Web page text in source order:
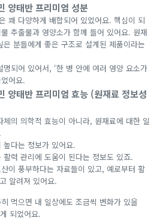
양태반 프리미엄 성분
꽤 다양하게 배합되어 있었어요. 핵심이 되
추출물과 영양소가 함께 들어 있어요. 원재
분들에게 좋은 구조로 설계된 제품이라는
되어 있어서, ‘한 병 안에 여러 영양 요소가
어요.
양태반 프리미엄 효능 (원재료 정보성
의 의학적 효능이 아니라, 원재료에 대한 일
높다는 정보가 있어요.
력 관리에 도움이 된다는 정보도 있죠.
이 풍부하다는 자료들이 있고, 예로부터 활
알려져 있어요.
먹으면 내 일상에도 조금씩 변화가 있을
되었어요.